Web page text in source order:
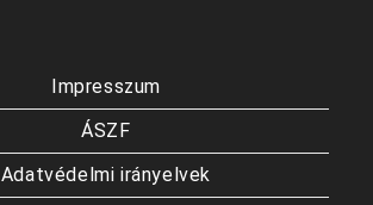
Impresszum
ÁSZF
Adatvédelmi irányelvek